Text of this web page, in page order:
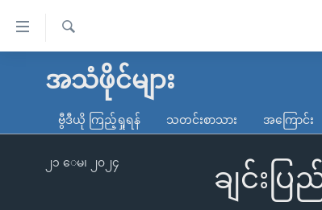
လွယ်ကူ
သည့်
မူလစာမျက်နှာ
ကမ္ဘာ့သတင်းများ
နိုင်ငံတကာ
ရ
အသံဖိုင်များ
ဗွီဒီယို ကြည့်ရှုရန် သတင်းစာသား အကြောင်း
ချင်းပ
၂၁ ေမ၊ ၂၀၂၄